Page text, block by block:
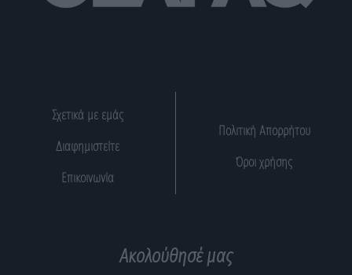
Σχετικά με εμάς
Διαφημιστείτε
Επικοινωνία
Πολιτική Απορρήτου
Όροι χρήσης
Ακολούθησέ μας